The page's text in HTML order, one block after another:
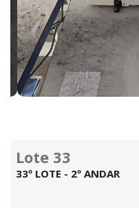
Lote 33
33º LOTE - 2º ANDAR